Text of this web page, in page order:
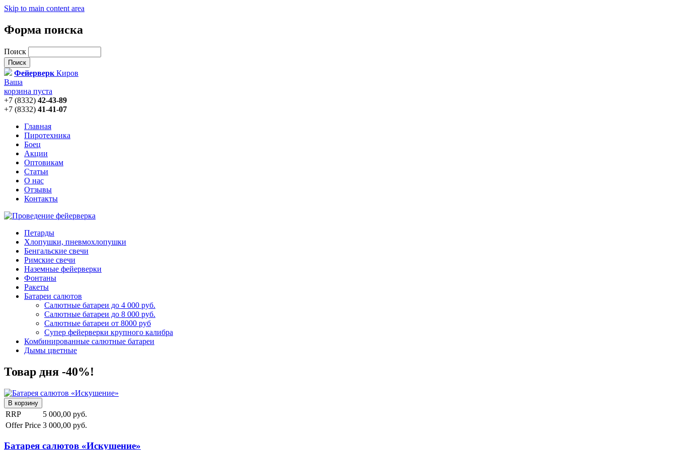
Skip to main content area
Форма поиска
Поиск
Фейерверк Киров
Ваша
корзина пуста
+7 (8332) 42-43-89
+7 (8332) 41-41-07
Главная
Пиротехника
Боец
Акции
Оптовикам
Статьи
О нас
Отзывы
Контакты
Петарды
Хлопушки, пневмохлопушки
Бенгальские свечи
Римские свечи
Наземные фейерверки
Фонтаны
Ракеты
Батареи салютов
Салютные батареи до 4 000 руб.
Салютные батареи до 8 000 руб.
Салютные батареи от 8000 руб
Супер фейерверки крупного калибра
Комбинированные салютные батареи
Дымы цветные
Товар дня -40%!
RRP
5 000,00 руб.
Offer Price 3 000,00 руб.
Батарея салютов «Искушение»